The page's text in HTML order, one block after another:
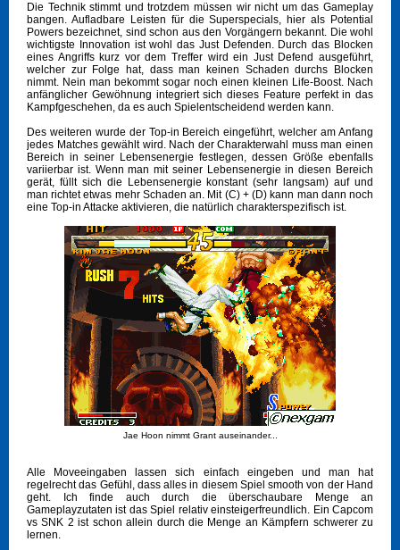
Die Technik stimmt und trotzdem müssen wir nicht um das Gameplay
bangen. Aufladbare Leisten für die Superspecials, hier als Potential
Powers bezeichnet, sind schon aus den Vorgängern bekannt. Die wohl
wichtigste Innovation ist wohl das Just Defenden. Durch das Blocken
eines Angriffs kurz vor dem Treffer wird ein Just Defend ausgeführt,
welcher zur Folge hat, dass man keinen Schaden durchs Blocken
nimmt. Nein man bekommt sogar noch einen kleinen Life-Boost. Nach
anfänglicher Gewöhnung integriert sich dieses Feature perfekt in das
Kampfgeschehen, da es auch Spielentscheidend werden kann.
Des weiteren wurde der Top-in Bereich eingeführt, welcher am Anfang
jedes Matches gewählt wird. Nach der Charakterwahl muss man einen
Bereich in seiner Lebensenergie festlegen, dessen Größe ebenfalls
variierbar ist. Wenn man mit seiner Lebensenergie in diesen Bereich
gerät, füllt sich die Lebensenergie konstant (sehr langsam) auf und
man richtet etwas mehr Schaden an. Mit (C) + (D) kann man dann noch
eine Top-in Attacke aktivieren, die natürlich charakterspezifisch ist.
Jae Hoon nimmt Grant auseinander...
Alle Moveeingaben lassen sich einfach eingeben und man hat
regelrecht das Gefühl, dass alles in diesem Spiel smooth von der Hand
geht. Ich finde auch durch die überschaubare Menge an
Gameplayzutaten ist das Spiel relativ einsteigerfreundlich. Ein Capcom
vs SNK 2 ist schon allein durch die Menge an Kämpfern schwerer zu
lernen.